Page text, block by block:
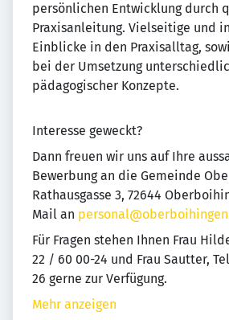
persönlichen Entwicklung durch
Praxisanleitung. Vielseitige und
Einblicke in den Praxisalltag,
bei der Umsetzung
pädagogischer Konzepte.
Interesse geweckt?
Dann freuen wir uns auf Ihre
Bewerbung an die Gemeinde
Rathausgasse 3, 72644
Mail an
Für Fragen stehen Ihnen Frau
22 / 60 00-24 und Frau Sautter,
26 gerne zur Verfügung.
Mehr anzeigen